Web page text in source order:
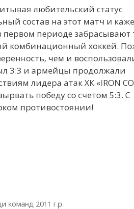
любительский статус
состав на этот матч и
первом периоде забрасывают
комбинационный хоккей.
чем и
3:3 и армейцы продолжали
лидера атак ХК «IRON
победу со счетом 5:3. С
противостоянии!
команд 2011 г.р.